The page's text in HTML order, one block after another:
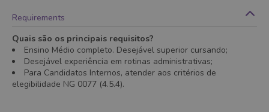
Requirements
Quais são os principais requisitos?
Ensino Médio completo. Desejável superior cursando;
Desejável experiência em rotinas administrativas;
Para Candidatos Internos, atender aos critérios de
elegibilidade NG 0077 (4.5.4).